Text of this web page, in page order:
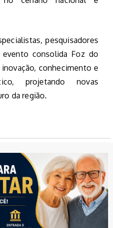
pesquisadores
consolida Foz do
conhecimento e
projetando novas
da região.